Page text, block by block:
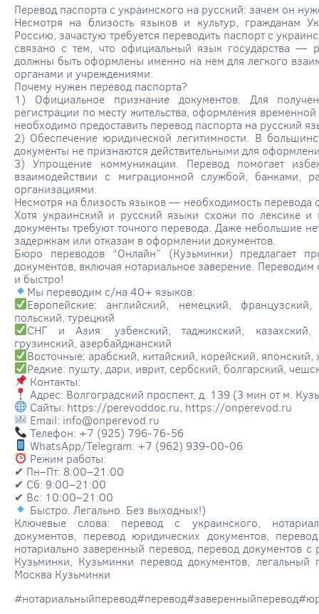
Перевод паспорта с украинского на русский: зачем он
Несмотря на близость языков и культур, гражданам
Россию, зачастую требуется переводить паспорт с
связано с тем, что официальный язык государства —
должны быть оформлены именно на нем для легкого
органами и учреждениями.
Почему нужен перевод паспорта?
1) Официальное признание документов. Для
регистрации по месту жительства, оформления
необходимо предоставить перевод паспорта на русский
2) Обеспечение юридической легитимности. В
документы не признаются действительными для
3) Упрощение коммуникации. Перевод помогает
взаимодействии с миграционной службой, банками,
организациями.
Несмотря на близость языков — необходимость перевода
Хотя украинский и русский языки схожи по лексике и
документы требуют точного перевода. Даже небольшие
задержкам или отказам в оформлении документов.
Бюро переводов “Онлайн” (Кузьминки) предлагает
документов, включая нотариальное заверение.
и быстро!
Мы переводим с/на 40+ языков:
Европейские: английский, немецкий, французский,
польский, турецкий
СНГ и Азия: узбекский, таджикский, казахский,
грузинский, азербайджанский
Восточные: арабский, китайский, корейский, японский,
Редкие: пушту, дари, иврит, сербский, болгарский,
Контакты:
Адрес: Волгоградский проспект, д. 139 (3 мин от м.
Сайты: https://perevoddoc.ru, https://onperevod.ru
Email: info@onperevod.ru
Телефон: +7 (925) 796-76-56
WhatsApp/Telegram: +7 (962) 939-00-06
Режим работы:
✔ Пн–Пт: 8:00–21:00
✔ Сб: 9:00–21:00
✔ Вс: 10:00–21:00
Быстро. Легально. Без выходных!)
Ключевые слова: перевод с украинского,
документов, перевод юридических документов,
нотариально заверенный перевод, перевод документов с
Кузьминки, Кузьминки перевод документов,
Москва Кузьминки